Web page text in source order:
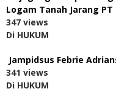
Logam Tanah Jarang PT
347 views
Di HUKUM
Jampidsus Febrie
341 views
Di HUKUM